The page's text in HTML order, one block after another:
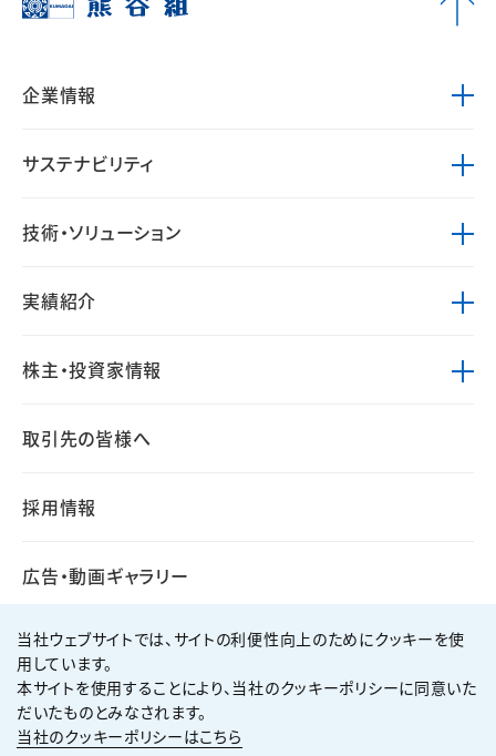
企業情報
サステナビリティ
技術・ソリューション
実績紹介
株主・投資家情報
取引先の皆様へ
採用情報
広告・動画ギャラリー
個人情報保護方針
サイト利用規約
サイトマップ
当社ウェブサイトでは、サイトの利便性向上のためにクッキーを使
用しています。
本サイトを使用することにより、当社のクッキーポリシーに同意いた
だいたものとみなされます。
当社のクッキーポリシーはこちら